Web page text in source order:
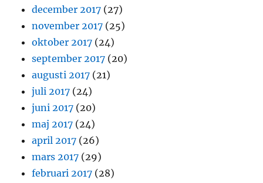
december 2017 (27)
november 2017 (25)
oktober 2017 (24)
september 2017 (20)
augusti 2017 (21)
juli 2017 (24)
juni 2017 (20)
maj 2017 (24)
april 2017 (26)
mars 2017 (29)
februari 2017 (28)